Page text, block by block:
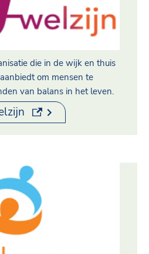
die in de wijk en thuis
om mensen te
van balans in het leven.
(externe link)